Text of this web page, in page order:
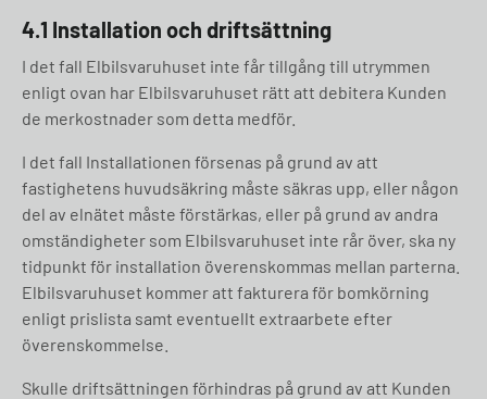
4.1 Installation och driftsättning
I det fall Elbilsvaruhuset inte får tillgång till utrymmen
enligt ovan har Elbilsvaruhuset rätt att debitera Kunden
de merkostnader som detta medför.
I det fall Installationen försenas på grund av att
fastighetens huvudsäkring måste säkras upp, eller någon
del av elnätet måste förstärkas, eller på grund av andra
omständigheter som Elbilsvaruhuset inte rår över, ska ny
tidpunkt för installation överenskommas mellan parterna.
Elbilsvaruhuset kommer att fakturera för bomkörning
enligt prislista samt eventuellt extraarbete efter
överenskommelse.
Skulle driftsättningen förhindras på grund av att Kunden